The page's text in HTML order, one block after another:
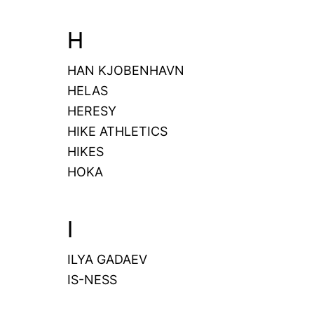
H
HAN KJOBENHAVN
HELAS
HERESY
HIKE ATHLETICS
HIKES
HOKA
I
ILYA GADAEV
IS-NESS